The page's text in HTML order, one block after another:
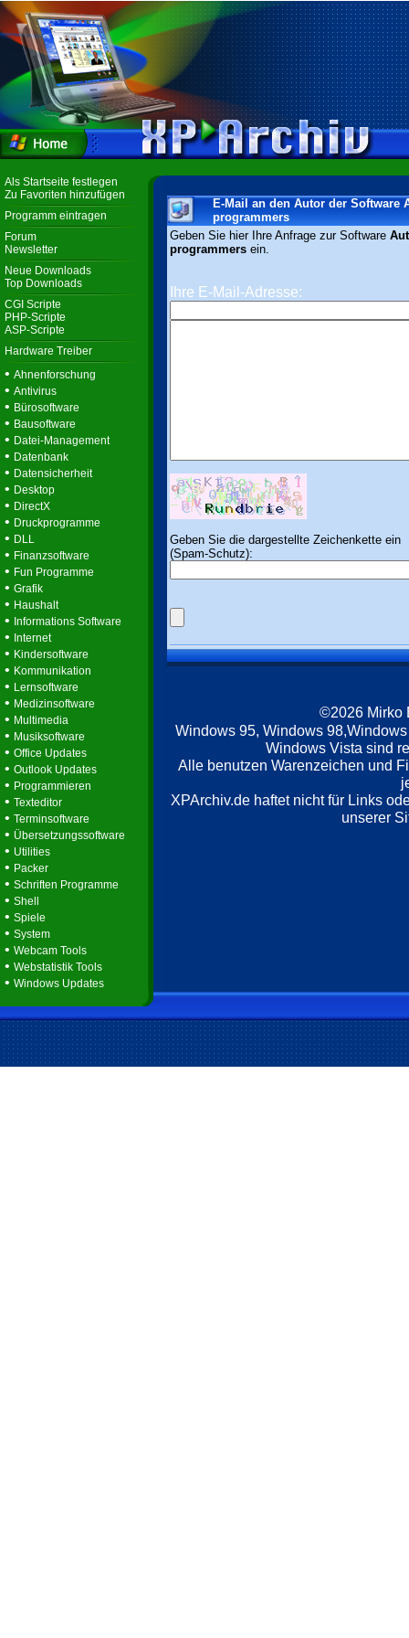
Als Startseite festlegen
Zu Favoriten hinzufügen
Programm eintragen
Forum
Newsletter
Neue Downloads
Top Downloads
CGI Scripte
PHP-Scripte
ASP-Scripte
Hardware Treiber
• Ahnenforschung
• Antivirus
• Bürosoftware
• Bausoftware
• Datei-Management
• Datenbank
• Datensicherheit
• Desktop
• DirectX
• Druckprogramme
• DLL
• Finanzsoftware
• Fun Programme
• Grafik
• Haushalt
• Informations Software
• Internet
• Kindersoftware
• Kommunikation
• Lernsoftware
• Medizinsoftware
• Multimedia
• Musiksoftware
• Office Updates
• Outlook Updates
• Programmieren
• Texteditor
• Terminsoftware
• Übersetzungssoftware
• Utilities
• Packer
• Schriften Programme
• Shell
• Spiele
• System
• Webcam Tools
• Webstatistik Tools
• Windows Updates
E-Mail an den Autor der Software
programmers
Geben Sie hier Ihre Anfrage zur Software
programmers ein.
Ihre E-Mail-Adresse:
Geben Sie die dargestellte Zeichenkette ein
(Spam-Schutz):
©2026 Mirko
Windows 95, Windows
Windows Vista sind
Alle benutzen Warenzeichen und
XPArchiv.de haftet nicht für Links
unserer